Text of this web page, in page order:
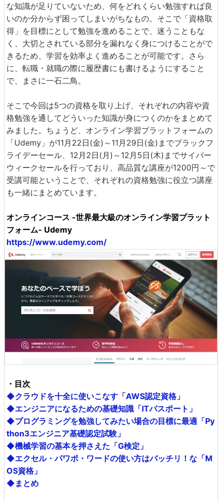
な知識が足りていないため、何をどれくらい勉強すれば良
いのか分からず困ってしまいがちなもの。そこで「資格取
得」を目標にとして勉強を進めることで、迷うこともな
く、大切とされている部分を漏れなく身につけることがで
きるため、学習を効率よく進めることが可能です。さら
に、転職・就職の際に履歴書にも書けるようにすること
で、まさに一石二鳥。
そこで今回は5つの資格を取り上げ、それぞれの内容や資
格勉強を通してどういった知識が身につくのかをまとめて
みました。ちょうど、オンライン学習プラットフォームの
「Udemy」が11月22日(金)～11月29日(金)までブラックフ
ライデーセール、12月2日(月)～12月5日(木)までサイバー
ウィークセールを行っており、高品質な講座が1200円～で
受講可能ということで、それぞれの資格勉強に役立つ講座
も一緒にまとめています。
オンラインコース -世界最大級のオンライン学習プラット
フォーム- Udemy
https://www.udemy.com/
・目次
◆クラウドを十全に使いこなす「AWS認定資格」
◆エンジニアになるための基礎知識「ITパスポート」
◆プログラミングを勉強してみたい場合の目標に最適「Py
thon3エンジニア基礎認定試験」
◆機械学習の基本を押さえた「G検定」
◆エクセル・パワポ・ワードの使い方はバッチリ！な「M
OS資格」
◆まとめ